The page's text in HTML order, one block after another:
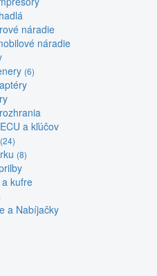
náradie
náradie
(6)
a kľúčov
(24)
(8)
kufre
a Nabíjačky